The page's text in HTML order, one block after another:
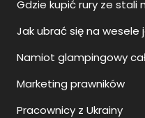
Gdzie kupić rury ze stali
Jak ubrać się na wesele
Namiot glampingowy
Marketing prawników
Pracownicy z Ukrainy